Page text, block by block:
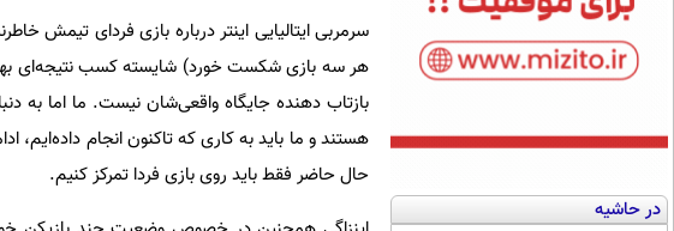
در حاشیه
سرمربی ایتالیایی اینتر درباره بازی فردای تیمش
هر سه بازی شکست خورد) شایسته کسب نتیجه‌ای
بازتاب دهنده جایگاه واقعی‌شان نیست. ما اما به
هستند و ما باید به کاری که تاکنون انجام داده‌ایم،
حال حاضر فقط باید روی بازی فردا تمرکز کنیم.